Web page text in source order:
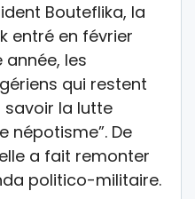
Bouteflika, la
entré en février
les
qui restent
savoir la lutte
népotisme”. De
a fait remonter
politico-militaire.